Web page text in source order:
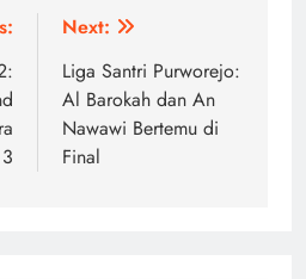
Next:
Liga Santri Purworejo:
Al Barokah dan An
Nawawi Bertemu di
Final